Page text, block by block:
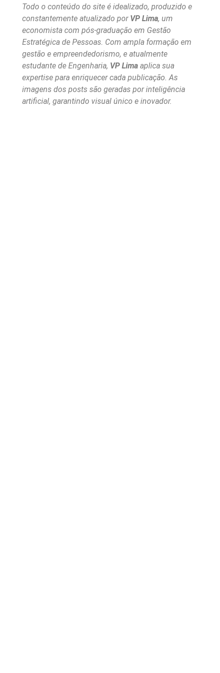
Todo o conteúdo do site é idealizado, produzido e
constantemente atualizado por VP Lima, um
economista com pós-graduação em Gestão
Estratégica de Pessoas. Com ampla formação em
gestão e empreendedorismo, e atualmente
estudante de Engenharia, VP Lima aplica sua
expertise para enriquecer cada publicação. As
imagens dos posts são geradas por inteligência
artificial, garantindo visual único e inovador.